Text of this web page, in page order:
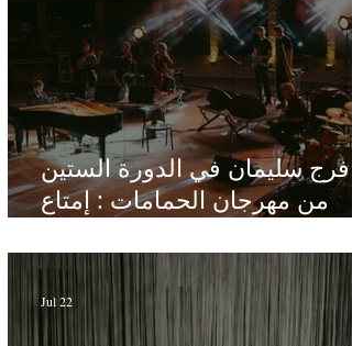
فرج سليمان في الدورة الستين
من مهرجان الحمامات : إمتاع
Jul 22